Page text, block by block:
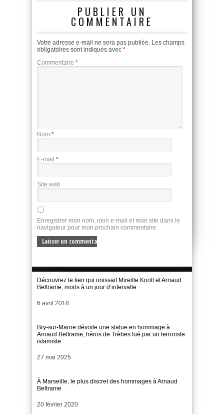
PUBLIER UN
COMMENTAIRE
Votre adresse e-mail ne sera pas publiée. Les champs
obligatoires sont indiqués avec *
Commentaire *
Nom *
E-mail *
Site web
Enregistrer mon nom, mon e-mail et mon site dans le
navigateur pour mon prochain commentaire.
Découvrez le lien qui unissait Mireille Knoll et Arnaud
Beltrame, morts à un jour d’intervalle
Date
6 avril 2018
Bry-sur-Marne dévoile une statue en hommage à
Arnaud Beltrame, héros de Trèbes tué par un terroriste
islamiste
Date
27 mai 2025
À Marseille, le plus discret des hommages à Arnaud
Beltrame
Date
20 février 2020